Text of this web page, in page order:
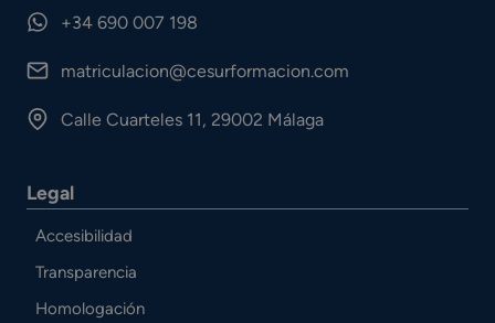
+34 690 007 198
matriculacion@cesurformacion.com
Calle Cuarteles 11, 29002 Málaga
Legal
Accesibilidad
Transparencia
Homologación